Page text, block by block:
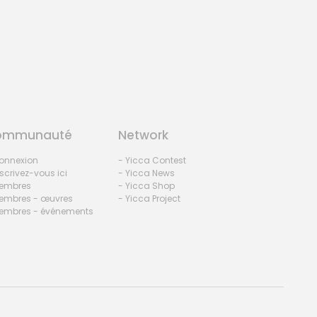
vous ici
- œuvres
- événements
Network
- Yicca Contest
- Yicca News
- Yicca Shop
- Yicca Project